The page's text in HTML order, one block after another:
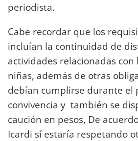
periodista.
Cabe recordar que los
incluían la continuidad de
actividades relacionadas con
niñas, además de otras
debían cumplirse durante el
convivencia y también se
caución en pesos, De
Icardi sí estaría respetando